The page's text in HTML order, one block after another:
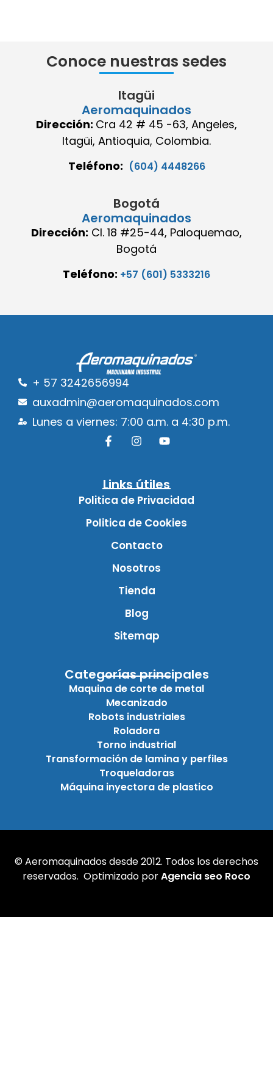
Conoce nuestras sedes
Itagüi
Aeromaquinados
Dirección: Cra 42 # 45 -63, Angeles,
Itagüi, Antioquia, Colombia.
Teléfono: (604) 4448266
Bogotá
Aeromaquinados
Dirección: Cl. 18 #25-44, Paloquemao,
Bogotá
Teléfono: +57 (601) 5333216
+ 57 3242656994
auxadmin@aeromaquinados.com
Lunes a viernes: 7:00 a.m. a 4:30 p.m.
Links útiles
Politica de Privacidad
Politica de Cookies
Contacto
Nosotros
Tienda
Blog
Sitemap
Categorías principales
Maquina de corte de metal
Mecanizado
Robots industriales
Roladora
Torno industrial
Transformación de lamina y perfiles
Troqueladoras
Máquina inyectora de plastico
© Aeromaquinados desde 2012. Todos los derechos
reservados. Optimizado porAgencia seo Roco